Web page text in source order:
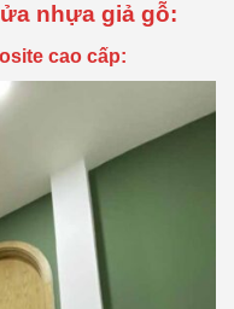
nhựa giả gỗ:
cao cấp: